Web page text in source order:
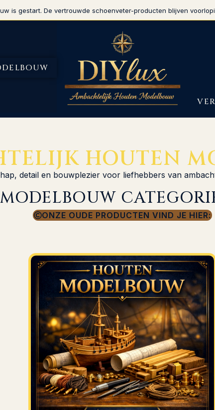
is gestart. De vertrouwde schoenveter-producten blijven
HOUTEN
detail en bouwplezier voor liefhebbers van
MODELBOUW
ONZE OUDE PRODUCTEN VIND JE HIER: